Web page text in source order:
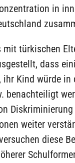
in
mit türkischen
dass
Kind würde in
benachteiligt
weiter
diese